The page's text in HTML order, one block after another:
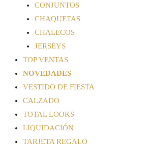
CONJUNTOS
CHAQUETAS
CHALECOS
JERSEYS
TOP VENTAS
NOVEDADES
VESTIDO DE FIESTA
CALZADO
TOTAL LOOKS
LIQUIDACIÓN
TARJETA REGALO